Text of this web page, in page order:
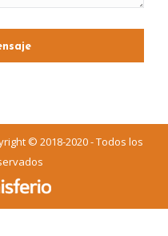
© 2018-2020 - Todos los